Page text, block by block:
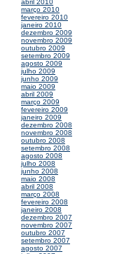
abril 2010
março 2010
fevereiro 2010
janeiro 2010
dezembro 2009
novembro 2009
outubro 2009
setembro 2009
agosto 2009
julho 2009
junho 2009
maio 2009
abril 2009
março 2009
fevereiro 2009
janeiro 2009
dezembro 2008
novembro 2008
outubro 2008
setembro 2008
agosto 2008
julho 2008
junho 2008
maio 2008
abril 2008
março 2008
fevereiro 2008
janeiro 2008
dezembro 2007
novembro 2007
outubro 2007
setembro 2007
agosto 2007